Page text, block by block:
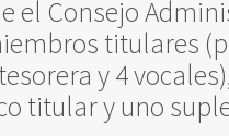
el Consejo
titulares
y 4
titular y uno